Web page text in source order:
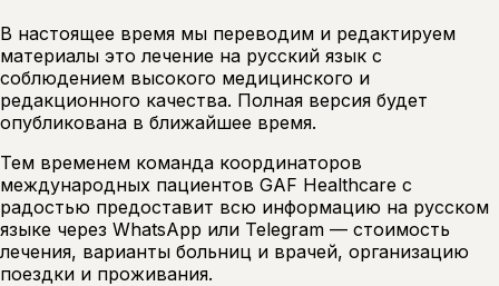
В настоящее время мы переводим и редактируем
материалы это лечение на русский язык с
соблюдением высокого медицинского и
редакционного качества. Полная версия будет
опубликована в ближайшее время.
Тем временем команда координаторов
международных пациентов GAF Healthcare с
радостью предоставит всю информацию на русском
языке через WhatsApp или Telegram — стоимость
лечения, варианты больниц и врачей, организацию
поездки и проживания.